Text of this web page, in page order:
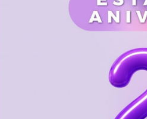
Renueva e hidrata
suave, brillante y con vida.
tiempo. Aumenta la resistencia y